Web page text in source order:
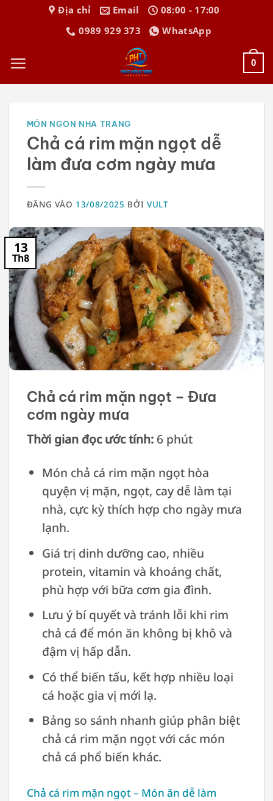
dung
Địa chỉ Email
08:00 - 17:00
0989 929 373
WhatsApp
0
MÓN NGON NHA TRANG
Chả cá rim mặn ngọt dễ
làm đưa cơm ngày mưa
ĐĂNG VÀO 13/08/2025 BỞI VULT
13
Th8
Chả cá rim mặn ngọt – Đưa
cơm ngày mưa
Thời gian đọc ước tính:6 phút
Món chả cá rim mặn ngọt hòa
quyện vị mặn, ngọt, cay dễ làm tại
nhà, cực kỳ thích hợp cho ngày mưa
lạnh.
Giá trị dinh dưỡng cao, nhiều
protein, vitamin và khoáng chất,
phù hợp với bữa cơm gia đình.
Lưu ý bí quyết và tránh lỗi khi rim
chả cá để món ăn không bị khô và
đậm vị hấp dẫn.
Có thể biến tấu, kết hợp nhiều loại
cá hoặc gia vị mới lạ.
Bảng so sánh nhanh giúp phân biệt
chả cá rim mặn ngọt với các món
chả cá phổ biến khác.
Chả cá rim mặn ngọt – Món ăn dễ làm